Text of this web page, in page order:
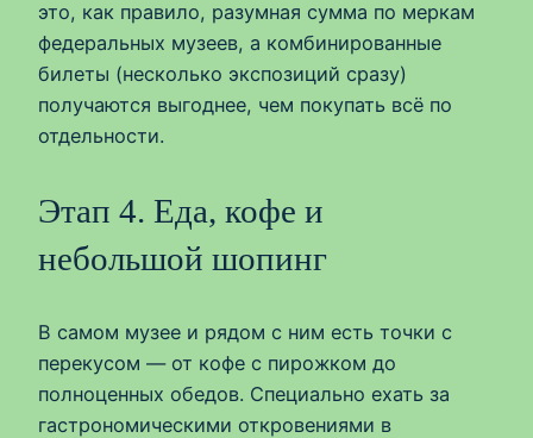
это, как правило, разумная сумма по меркам
федеральных музеев, а комбинированные
билеты (несколько экспозиций сразу)
получаются выгоднее, чем покупать всё по
отдельности.
Этап 4. Еда, кофе и
небольшой шопинг
В самом музее и рядом с ним есть точки с
перекусом — от кофе с пирожком до
полноценных обедов. Специально ехать за
гастрономическими откровениями в